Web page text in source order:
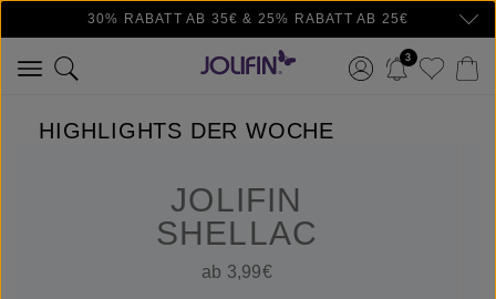
Zum Hauptinhalt springen
30% RABATT AB 35€ & 25% RABATT AB 25€
3
HIGHLIGHTS DER WOCHE
JOLIFIN
SHELLAC
ab 3,99€